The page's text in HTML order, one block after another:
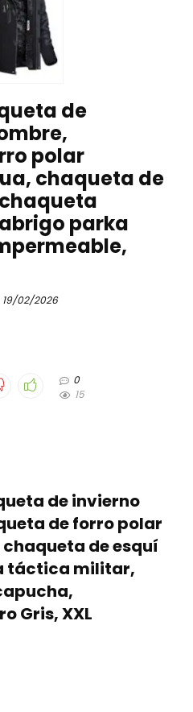
de
polar
chaqueta de
parka
19/02/2026
0
15
de invierno
de forro polar
de esquí
táctica militar,
Gris, XXL